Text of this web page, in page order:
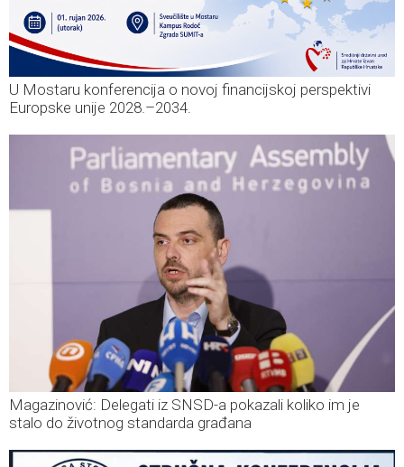
U Mostaru konferencija o novoj financijskoj perspektivi
Europske unije 2028.–2034.
Magazinović: Delegati iz SNSD-a pokazali koliko im je
stalo do životnog standarda građana